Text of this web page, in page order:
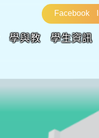
Facebook
學與教 學生資訊